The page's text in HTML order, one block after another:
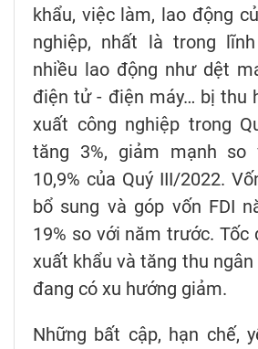
khẩu, việc làm, lao động
nghiệp, nhất là trong
nhiều lao động như dệt
điện tử - điện máy… bị thu
xuất công nghiệp trong
tăng 3%, giảm mạnh so
10,9% của Quý III/2022.
bổ sung và góp vốn FDI
19% so với năm trước. Tốc
xuất khẩu và tăng thu
đang có xu hướng giảm.
Những bất cập, hạn chế,